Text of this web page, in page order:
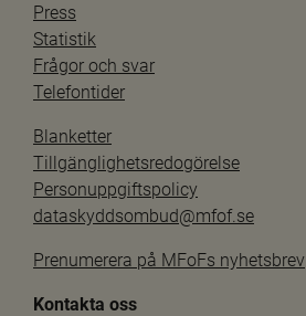
Press
Statistik
Frågor och svar
Telefontider
Blanketter
Tillgänglighetsredogörelse
Personuppgiftspolicy
dataskyddsombud@mfof.se
Prenumerera på MFoFs nyhetsbrev
Kontakta oss